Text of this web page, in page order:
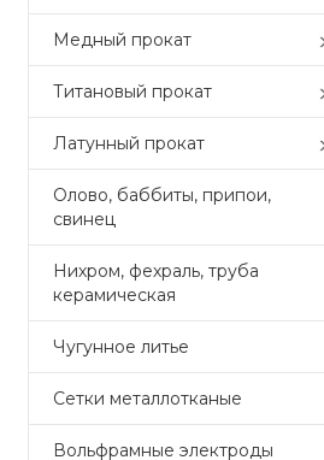
Медный прокат
Титановый прокат
Латунный прокат
Олово, баббиты, припои,
свинец
Нихром, фехраль, труба
керамическая
Чугунное литье
Сетки металлотканые
Вольфрамные электроды